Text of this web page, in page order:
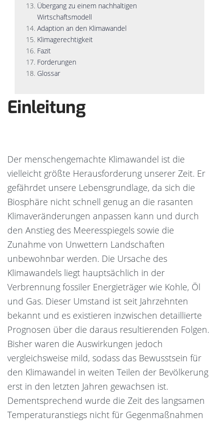
Übergang zu einem nachhaltigen
Wirtschaftsmodell
Adaption an den Klimawandel
Klimagerechtigkeit
Fazit
Forderungen
Glossar
Einleitung
Der menschengemachte Klimawandel ist die
vielleicht größte Herausforderung unserer Zeit. Er
gefährdet unsere Lebensgrundlage, da sich die
Biosphäre nicht schnell genug an die rasanten
Klimaveränderungen anpassen kann und durch
den Anstieg des Meeresspiegels sowie die
Zunahme von Unwettern Landschaften
unbewohnbar werden. Die Ursache des
Klimawandels liegt hauptsächlich in der
Verbrennung fossiler Energieträger wie Kohle, Öl
und Gas. Dieser Umstand ist seit Jahrzehnten
bekannt und es existieren inzwischen detaillierte
Prognosen über die daraus resultierenden Folgen.
Bisher waren die Auswirkungen jedoch
vergleichsweise mild, sodass das Bewusstsein für
den Klimawandel in weiten Teilen der Bevölkerung
erst in den letzten Jahren gewachsen ist.
Dementsprechend wurde die Zeit des langsamen
Temperaturanstiegs nicht für Gegenmaßnahmen